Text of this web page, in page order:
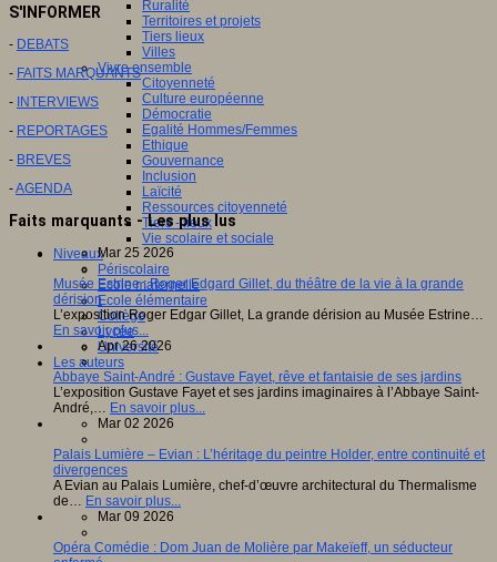
Ruralité
Territoires et projets
Tiers lieux
Villes
Vivre ensemble
Citoyenneté
Culture européenne
Démocratie
Egalité Hommes/Femmes
Ethique
Gouvernance
Inclusion
Laïcité
Ressources citoyenneté
Tiers - lieux
Vie scolaire et sociale
Niveaux
Périscolaire
Ecole maternelle
Ecole élémentaire
Collège
Lycée
Université
Les auteurs
S'INFORMER
- DEBATS
- FAITS MARQUANTS
- INTERVIEWS
- REPORTAGES
- BREVES
-AGENDA
Faits marquants - Les plus lus
Mar 25 2026
Musée Estrine : Roger Edgard Gillet, du théâtre de la vie à la grande
dérision
L’exposition Roger Edgar Gillet, La grande dérision au Musée Estrine…
En savoir plus...
Apr 26 2026
Abbaye Saint-André : Gustave Fayet, rêve et fantaisie de ses jardins
L’exposition Gustave Fayet et ses jardins imaginaires à l’Abbaye Saint-
André,… En savoir plus...
Mar 02 2026
Palais Lumière – Evian : L’héritage du peintre Holder, entre continuité et
divergences
A Evian au Palais Lumière, chef-d’œuvre architectural du Thermalisme
de… En savoir plus...
Mar 09 2026
Opéra Comédie : Dom Juan de Molière par Makeïeff, un séducteur